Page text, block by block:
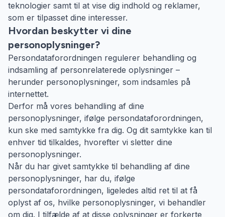
teknologier samt til at vise dig indhold og reklamer,
som er tilpasset dine interesser.
Hvordan beskytter vi dine
personoplysninger?
Persondataforordningen regulerer behandling og
indsamling af personrelaterede oplysninger –
herunder personoplysninger, som indsamles på
internettet.
Derfor må vores behandling af dine
personoplysninger, ifølge persondataforordningen,
kun ske med samtykke fra dig. Og dit samtykke kan til
enhver tid tilkaldes, hvorefter vi sletter dine
personoplysninger.
Når du har givet samtykke til behandling af dine
personoplysninger, har du, ifølge
persondataforordningen, ligeledes altid ret til at få
oplyst af os, hvilke personoplysninger, vi behandler
om dig. I tilfælde af at disse oplysninger er forkerte